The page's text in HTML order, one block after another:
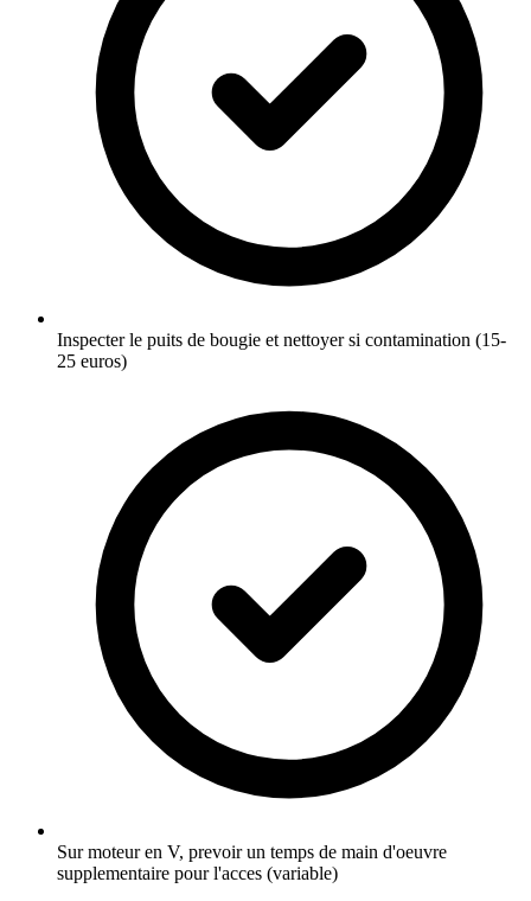
Inspecter le puits de bougie et nettoyer si contamination (15-
25 euros)
Sur moteur en V, prevoir un temps de main d'oeuvre
supplementaire pour l'acces (variable)